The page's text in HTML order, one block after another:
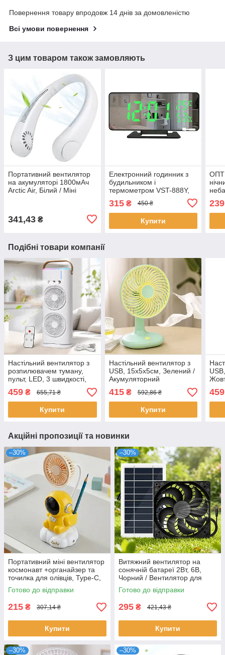
Повернення товару впродовж 14 днів за домовленістю
Всі умови повернення
З цим товаром також замовляють
Портативний вентилятор
на акумуляторі 1800мАч
Arctic Air, Білий / Міні
341,43 ₴
Електронний годинник з
будильником і
термометром VST-888Y,
Дзеркальний годинник із
зеленим LED
315₴ 450 ₴
Купити
ОПТ
Подібні товари компанії
Настільний вентилятор з
розпилювачем туману,
пульт, LED, 3 швидкості,
Білий / Акумуляторний
вентилятор / Міні
зволожувач
459 ₴ 655,71 ₴
Купити
Настільний вентилятор з
USB, 15х5х5см, Зелений /
Акумуляторний
вентилятор / Ручний
вентилятор / Вентилятор
від акумулятора
415₴ 592,86 ₴
Купити
459
Акційні пропозиції та новинки
–30%
Портативний міні вентилятор
космонавт +органайзер та
точилка для олівців, Type-C,
Жовтий / Акумуляторний
вентилятор для дітей
Готово до відправки
215 ₴ 307,14 ₴
Купити
–30%
Витяжний вентилятор на
сонячній батареї 2Вт, 6В,
Чорний / Вентилятор для
курника / Сонячний
вентилятор для теплиці
Готово до відправки
295 ₴ 421,43 ₴
Купити
–30% –30%